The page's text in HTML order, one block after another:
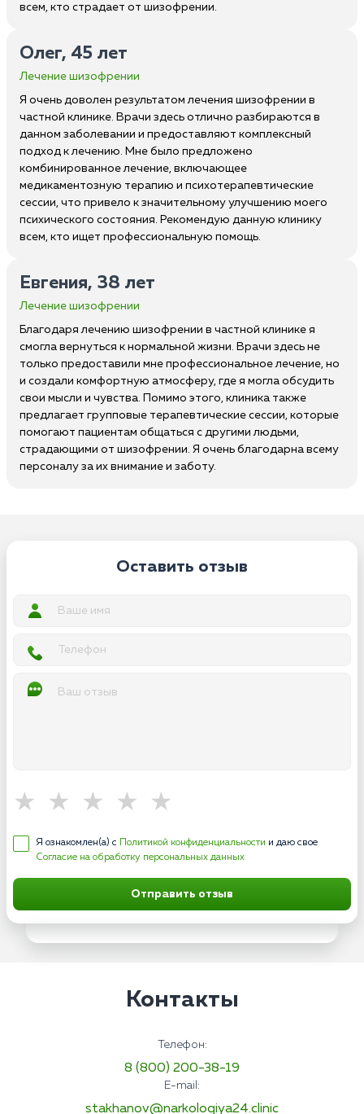
всем, кто страдает от шизофрении.
Олег, 45 лет
Лечение шизофрении
Я очень доволен результатом лечения шизофрении в
частной клинике. Врачи здесь отлично разбираются в
данном заболевании и предоставляют комплексный
подход к лечению. Мне было предложено
комбинированное лечение, включающее
медикаментозную терапию и психотерапевтические
сессии, что привело к значительному улучшению моего
психического состояния. Рекомендую данную клинику
всем, кто ищет профессиональную помощь.
Евгения, 38 лет
Лечение шизофрении
Благодаря лечению шизофрении в частной клинике я
смогла вернуться к нормальной жизни. Врачи здесь не
только предоставили мне профессиональное лечение, но
и создали комфортную атмосферу, где я могла обсудить
свои мысли и чувства. Помимо этого, клиника также
предлагает групповые терапевтические сессии, которые
помогают пациентам общаться с другими людьми,
страдающими от шизофрении. Я очень благодарна всему
персоналу за их внимание и заботу.
Оставить отзыв
Я ознакомлен(а) с Политикой конфиденциальности и даю свое
Согласие на обработку персональных данных
Отправить отзыв
Контакты
Телефон:
8 (800) 200-38-19
E-mail:
stakhanov@narkologiya24.clinic